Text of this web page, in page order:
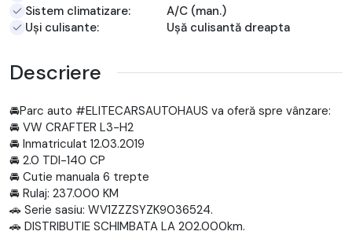
Sistem climatizare:
A/C (man.)
Uși culisante:
Ușă culisantă dreapta
Descriere
🚘Parc auto #ELITECARSAUTOHAUS va oferă spre vânzare:
🚘 VW CRAFTER L3-H2
🚘 Inmatriculat 12.03.2019
🚘 2.0 TDI-140 CP
🚘 Cutie manuala 6 trepte
🚘 Rulaj: 237.000 KM
🚗 Serie sasiu: WV1ZZZSYZK9036524.
🚗 DISTRIBUTIE SCHIMBATA LA 202.000km.